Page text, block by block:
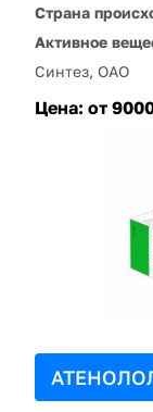
Страна
Активное
Синтез, ОАО
Цена: от